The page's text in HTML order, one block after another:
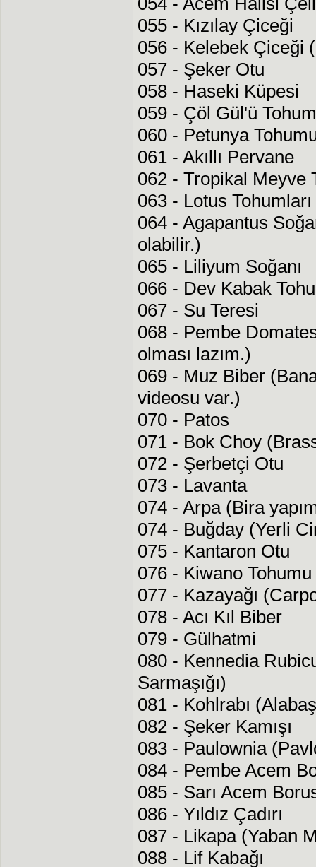
055 - Kızılay Çiceği
056 - Kelebek Çiceği
057 - Şeker Otu
058 - Haseki Küpesi
059 - Çöl Gül'ü
060 - Petunya
061 - Akıllı Pervane
062 - Tropikal Meyve
063 - Lotus Tohumları
064 - Agapantus
olabilir.)
065 - Liliyum Soğanı
066 - Dev Kabak
067 - Su Teresi
068 - Pembe
olması lazım.)
069 - Muz Biber
videosu var.)
070 - Patos
071 - Bok Choy
072 - Şerbetçi Otu
073 - Lavanta
074 - Arpa (Bira
074 - Buğday (Yerli
075 - Kantaron Otu
076 - Kiwano Tohumu
077 - Kazayağı
078 - Acı Kıl Biber
079 - Gülhatmi
080 - Kennedia
Sarmaşığı)
081 - Kohlrabı
082 - Şeker Kamışı
083 - Paulownia
084 - Pembe Acem
085 - Sarı Acem
086 - Yıldız Çadırı
087 - Likapa (Yaban
088 - Lif Kabağı